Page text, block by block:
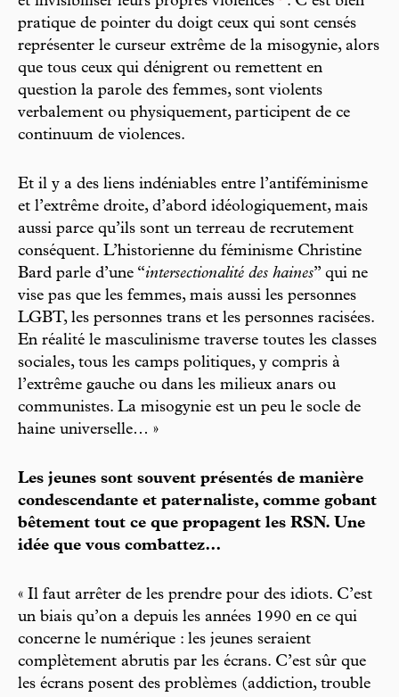
pratique de pointer du doigt ceux qui sont censés
représenter le curseur extrême de la misogynie, alors
que tous ceux qui dénigrent ou remettent en
question la parole des femmes, sont violents
verbalement ou physiquement, participent de ce
continuum de violences.
Et il y a des liens indéniables entre l’antiféminisme
et l’extrême droite, d’abord idéologiquement, mais
aussi parce qu’ils sont un terreau de recrutement
conséquent. L’historienne du féminisme Christine
Bard parle d’une “intersectionalité des haines” qui ne
vise pas que les femmes, mais aussi les personnes
LGBT, les personnes trans et les personnes racisées.
En réalité le masculinisme traverse toutes les classes
sociales, tous les camps politiques, y compris à
l’extrême gauche ou dans les milieux anars ou
communistes. La misogynie est un peu le socle de
haine universelle… »
Les jeunes sont souvent présentés de manière
condescendante et paternaliste, comme gobant
bêtement tout ce que propagent les RSN. Une
idée que vous combattez…
« Il faut arrêter de les prendre pour des idiots. C’est
un biais qu’on a depuis les années 1990 en ce qui
concerne le numérique : les jeunes seraient
complètement abrutis par les écrans. C’est sûr que
les écrans posent des problèmes (addiction, trouble